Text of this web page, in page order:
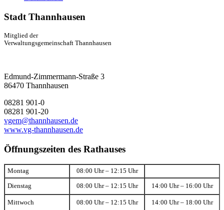
Stadt Thannhausen
Mitglied der
Verwaltungsgemeinschaft Thannhausen
Edmund-Zimmermann-Straße 3
86470 Thannhausen
08281 901-0
08281 901-20
vgem@thannhausen.de
www.vg-thannhausen.de
Öffnungszeiten des Rathauses
Montag 08:00 Uhr – 12:15 Uhr
Dienstag 08:00 Uhr – 12:15 Uhr 14:00 Uhr – 16:00 Uhr
Mittwoch 08:00 Uhr – 12:15 Uhr 14:00 Uhr – 18:00 Uhr